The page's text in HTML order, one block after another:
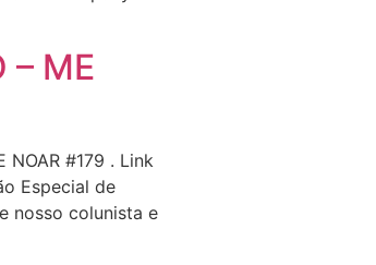
– ME
#179 . Link
Especial de
nosso colunista e